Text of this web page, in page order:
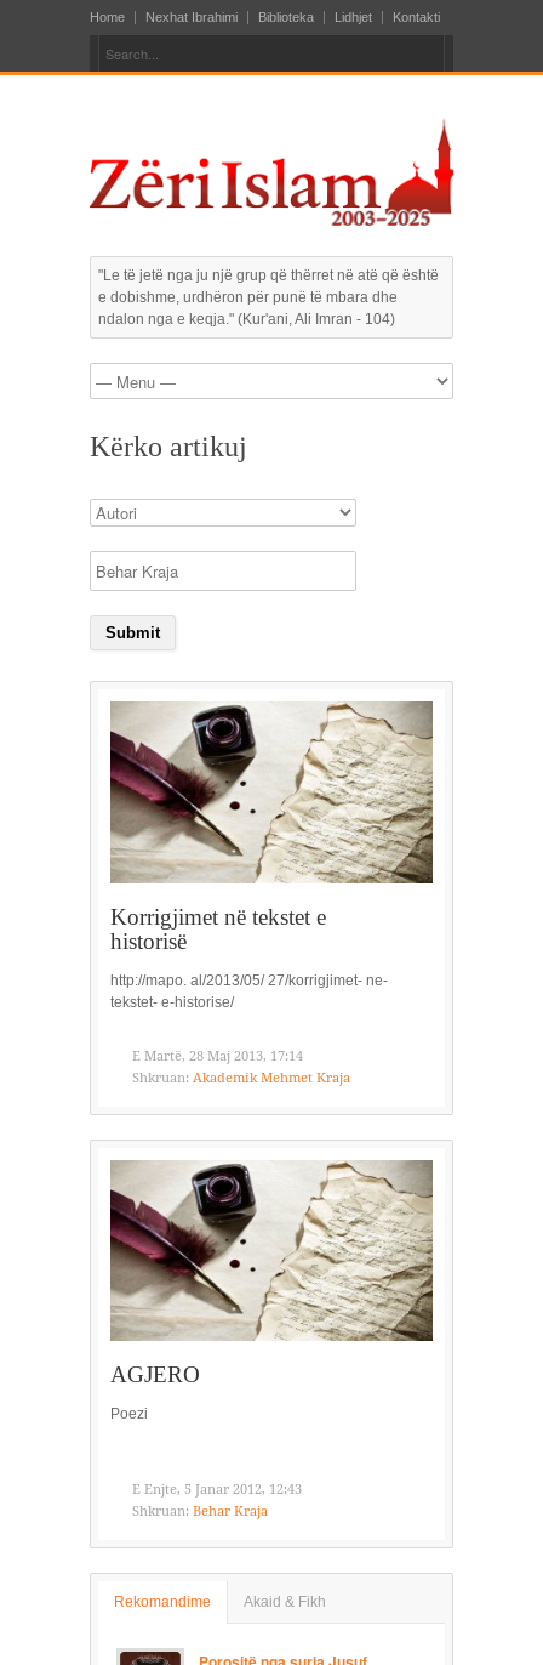
Home Nexhat Ibrahimi Biblioteka Lidhjet Kontakti
"Le të jetë nga ju një grup që thërret në atë që është
e dobishme, urdhëron për punë të mbara dhe
ndalon nga e keqja." (Kur'ani, Ali Imran - 104)
Kërko artikuj
Korrigjimet në tekstet e
historisë
http://mapo. al/2013/05/ 27/korrigjimet- ne-
tekstet- e-historise/
E Martë, 28 Maj 2013, 17:14
Shkruan: Akademik Mehmet Kraja
AGJERO
Poezi
E Enjte, 5 Janar 2012, 12:43
Shkruan: Behar Kraja
Rekomandime Akaid & Fikh